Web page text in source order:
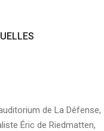
de La Défense,
Éric de Riedmatten,